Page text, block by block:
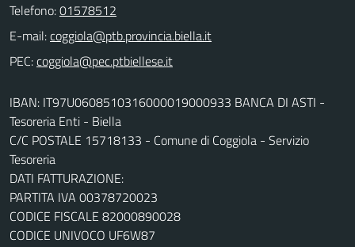
Telefono:01578512
E-mail:
PEC:
IBAN: IT97U0608510316000019000933 BANCA DI ASTI -
Tesoreria Enti - Biella
C/C POSTALE 15718133 - Comune di Coggiola - Servizio
Tesoreria
DATI FATTURAZIONE:
PARTITA IVA 00378720023
CODICE FISCALE 82000890028
CODICE UNIVOCO UF6W87